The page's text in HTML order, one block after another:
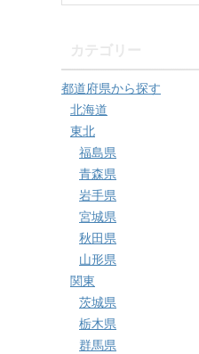
都道府県から探す
北海道
東北
福島県
青森県
岩手県
宮城県
秋田県
山形県
関東
茨城県
栃木県
群馬県